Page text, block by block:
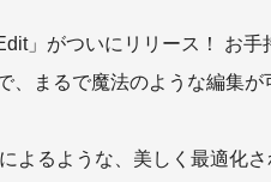
」がついにリリース！ お手
、まるで魔法のような編集が
よるような、美しく最適化さ